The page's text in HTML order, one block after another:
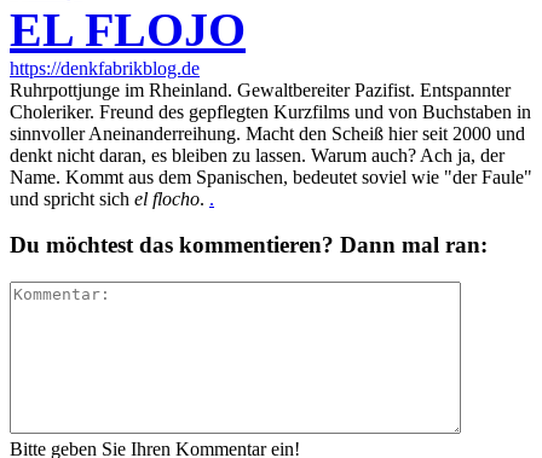
EL FLOJO
https://denkfabrikblog.de
Ruhrpottjunge im Rheinland. Gewaltbereiter Pazifist. Entspannter
Choleriker. Freund des gepflegten Kurzfilms und von Buchstaben in
sinnvoller Aneinanderreihung. Macht den Scheiß hier seit 2000 und
denkt nicht daran, es bleiben zu lassen. Warum auch? Ach ja, der
Name. Kommt aus dem Spanischen, bedeutet soviel wie "der Faule"
und spricht sich el flocho. .
Du möchtest das kommentieren? Dann mal ran:
Bitte geben Sie Ihren Kommentar ein!